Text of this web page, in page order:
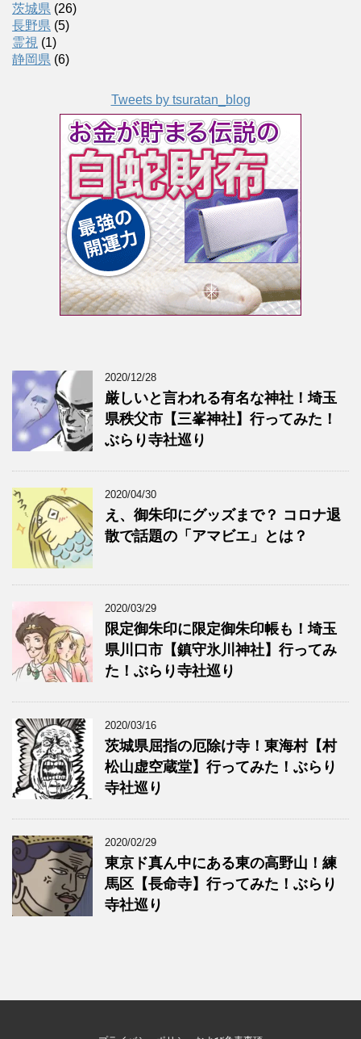
茨城県 (26)
長野県 (5)
霊視 (1)
静岡県 (6)
Tweets by tsuratan_blog
2020/12/28
厳しいと言われる有名な神社！埼玉
県秩父市【三峯神社】行ってみた！
ぶらり寺社巡り
2020/04/30
え、御朱印にグッズまで？ コロナ退
散で話題の「アマビエ」とは？
2020/03/29
限定御朱印に限定御朱印帳も！埼玉
県川口市【鎮守氷川神社】行ってみ
た！ぶらり寺社巡り
2020/03/16
茨城県屈指の厄除け寺！東海村【村
松山虚空蔵堂】行ってみた！ぶらり
寺社巡り
2020/02/29
東京ド真ん中にある東の高野山！練
馬区【長命寺】行ってみた！ぶらり
寺社巡り